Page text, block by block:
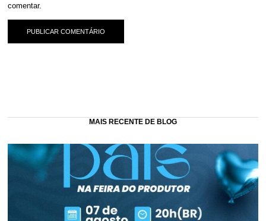
comentar.
MAIS RECENTE DE BLOG